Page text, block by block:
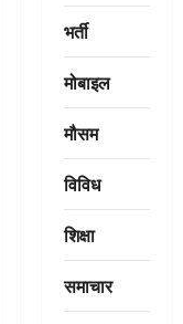
भर्ती
मोबाइल
मौसम
विविध
शिक्षा
समाचार